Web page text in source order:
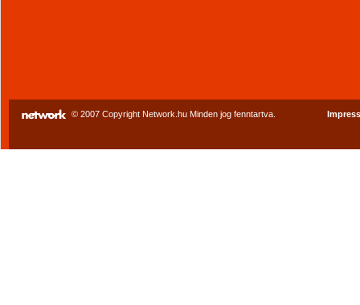
© 2007 Copyright Network.hu Minden jog fenntartva.